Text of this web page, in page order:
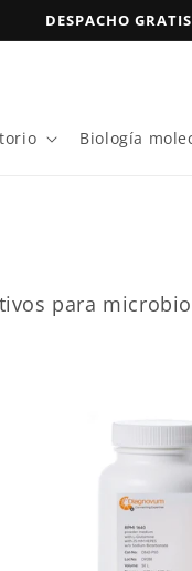
DESPACHO
Biología
para